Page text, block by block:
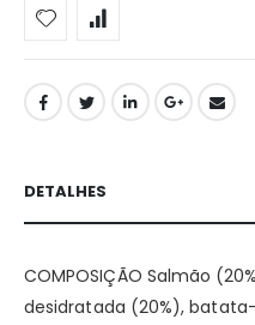
DETALHES
COMPOSIÇÃO Salmão
desidratada (20%),